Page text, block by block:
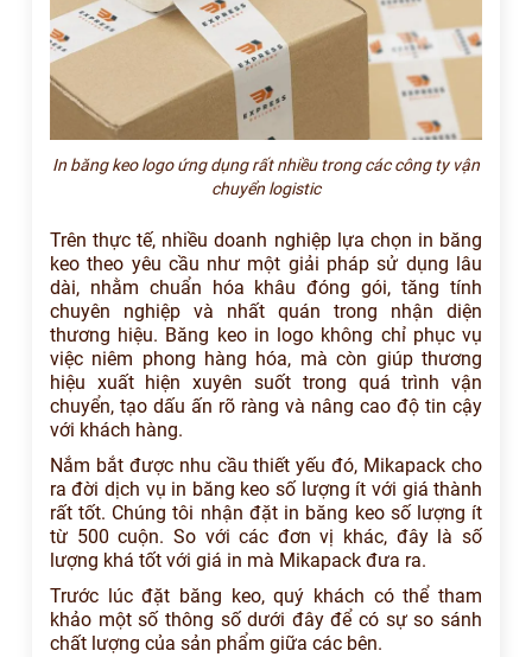
In băng keo logo ứng dụng rất nhiều trong các công ty vận
chuyển logistic
Trên thực tế, nhiều doanh nghiệp lựa chọn in băng
keo theo yêu cầu như một giải pháp sử dụng lâu
dài, nhằm chuẩn hóa khâu đóng gói, tăng tính
chuyên nghiệp và nhất quán trong nhận diện
thương hiệu. Băng keo in logo không chỉ phục vụ
việc niêm phong hàng hóa, mà còn giúp thương
hiệu xuất hiện xuyên suốt trong quá trình vận
chuyển, tạo dấu ấn rõ ràng và nâng cao độ tin cậy
với khách hàng.
Nắm bắt được nhu cầu thiết yếu đó, Mikapack cho
ra đời dịch vụ in băng keo số lượng ít với giá thành
rất tốt. Chúng tôi nhận đặt in băng keo số lượng ít
từ 500 cuộn. So với các đơn vị khác, đây là số
lượng khá tốt với giá in mà Mikapack đưa ra.
Trước lúc đặt băng keo, quý khách có thể tham
khảo một số thông số dưới đây để có sự so sánh
chất lượng của sản phẩm giữa các bên.